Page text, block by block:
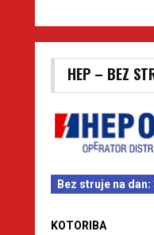
HEP – BEZ
Bez struje na dan:
KOTORIBA